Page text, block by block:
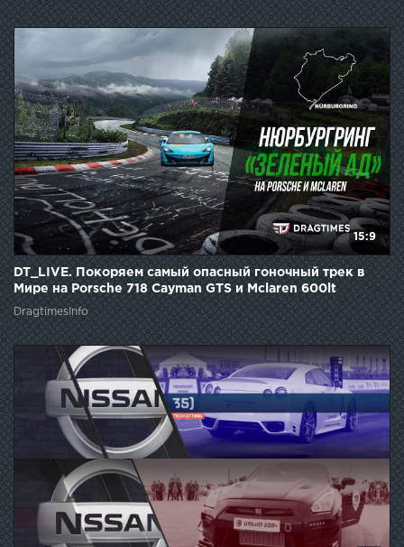
15:9
DT_LIVE. Покоряем самый опасный гоночный трек в
Мире на Porsche 718 Cayman GTS и Mclaren 600lt
DragtimesInfo